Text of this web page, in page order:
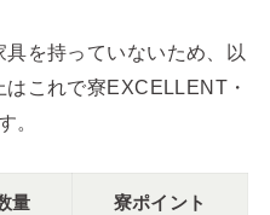
を持っていないため、以
これで寮EXCELLENT・
。
量 寮ポイント